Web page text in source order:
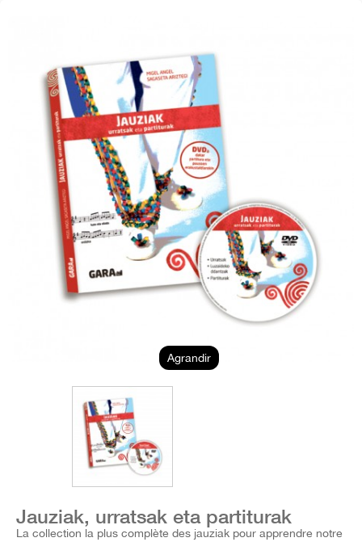
Agrandir
Jauziak, urratsak eta partiturak
La collection la plus complète des jauziak pour apprendre notre